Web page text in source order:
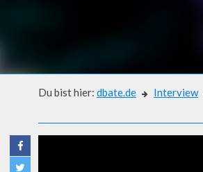
Du bist hier: dbate.de Interview